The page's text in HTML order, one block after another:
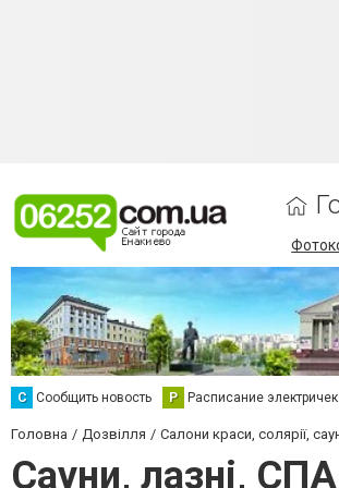
С Сообщить новость Р Расписание электричек
Головна Дозвілля Салони краси, солярії,
Сауни, лазні,